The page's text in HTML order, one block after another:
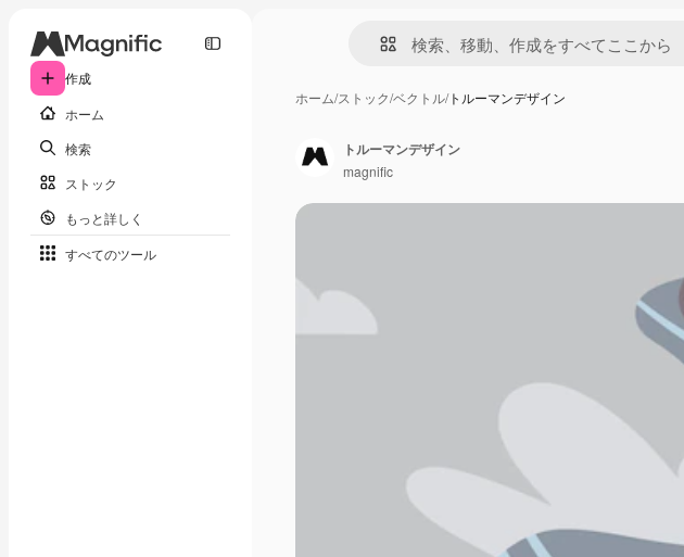
作成
ホーム
検索
ストック
もっと詳しく
すべてのツール
ホーム/ストック/ベクトル/トルーマンデザイン
トルーマンデザイン
magnific